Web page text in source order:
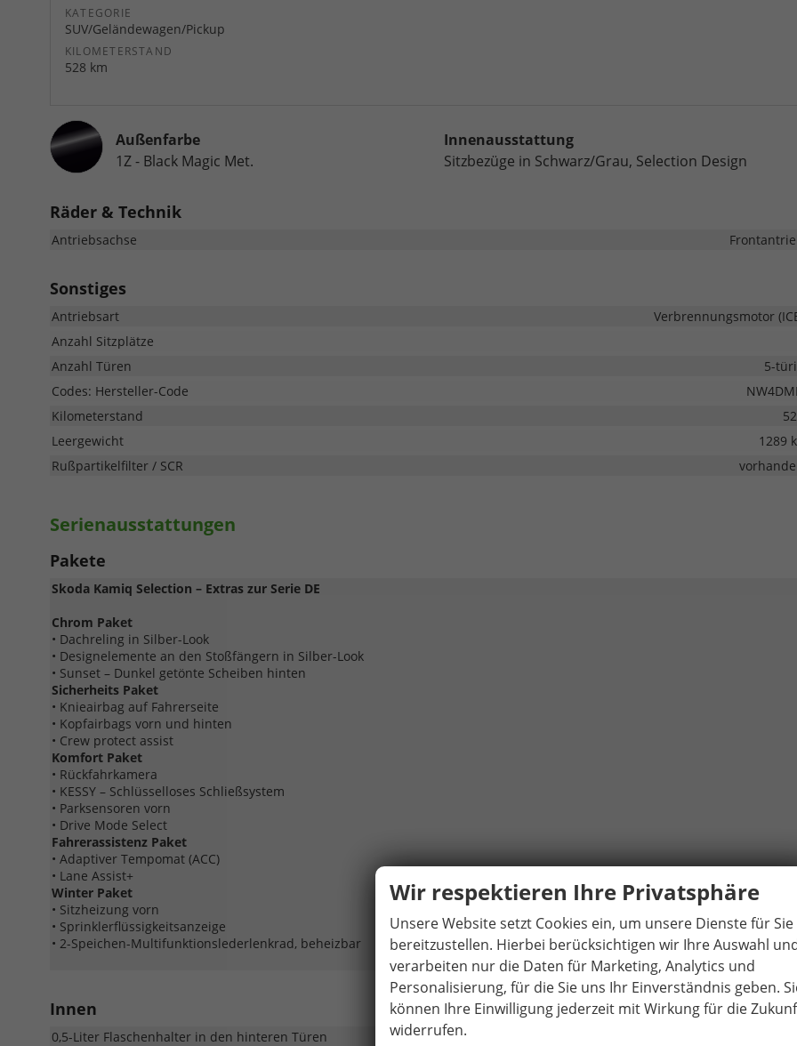
KATEGORIE
SUV/Geländewagen/Pickup
KILOMETERSTAND
528 km
Außenfarbe
1Z - Black Magic Met.
Innenausstattung
Sitzbezüge in Schwarz/Grau, Selection Design
Räder & Technik
Antriebsachse
Sonstiges
Antriebsart
Verbrennungsmotor
Anzahl Sitzplätze
Anzahl Türen
5-
Codes: Hersteller-Code
Kilometerstand
Leergewicht
1289
Rußpartikelfilter / SCR
Serienausstattungen
Pakete
Skoda Kamiq Selection – Extras zur Serie DE
Chrom Paket
• Dachreling in Silber-Look
• Designelemente an den Stoßfängern in Silber-Look
• Sunset – Dunkel getönte Scheiben hinten
Sicherheits Paket
• Knieairbag auf Fahrerseite
• Kopfairbags vorn und hinten
• Crew protect assist
Komfort Paket
• Rückfahrkamera
• KESSY – Schlüsselloses Schließsystem
• Parksensoren vorn
• Drive Mode Select
Fahrerassistenz Paket
• Adaptiver Tempomat (ACC)
• Lane Assist+
Winter Paket
• Sitzheizung vorn
• Sprinklerflüssigkeitsanzeige
• 2-Speichen-Multifunktionslederlenkrad, beheizbar
vorhanden
Innen
0,5-Liter Flaschenhalter in den hinteren Türen
Wir respektieren Ihre Privatsphäre
Unsere Website setzt Cookies ein, um unsere Dienste für Sie
bereitzustellen. Hierbei berücksichtigen wir Ihre Auswahl
verarbeiten nur die Daten für Marketing, Analytics und
Personalisierung, für die Sie uns Ihr Einverständnis geben.
können Ihre Einwilligung jederzeit mit Wirkung für die
widerrufen.